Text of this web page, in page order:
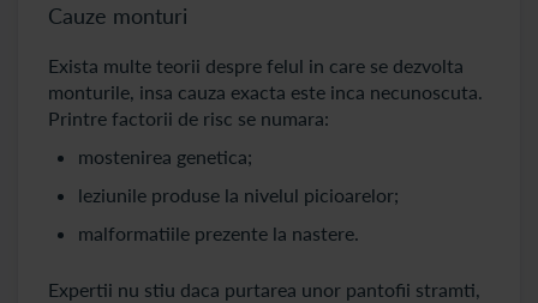
Cauze monturi
Exista multe teorii despre felul in care se dezvolta
monturile, insa cauza exacta este inca necunoscuta.
Printre factorii de risc se numara:
mostenirea genetica;
leziunile produse la nivelul picioarelor;
malformatiile prezente la nastere.
Expertii nu stiu daca purtarea unor pantofii stramti,